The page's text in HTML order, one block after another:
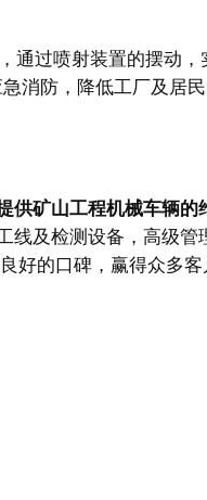
通过喷射装置的摆动，
消防，降低工厂及居
供矿山工程机械车辆的
线及检测设备，高级管
好的口碑，赢得众多客